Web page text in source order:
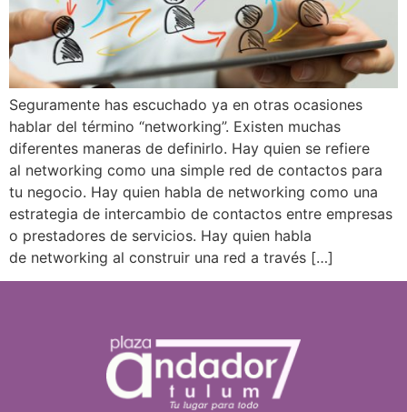
Seguramente has escuchado ya en otras ocasiones
hablar del término “networking”. Existen muchas
diferentes maneras de definirlo. Hay quien se refiere
al networking como una simple red de contactos para
tu negocio. Hay quien habla de networking como una
estrategia de intercambio de contactos entre empresas
o prestadores de servicios. Hay quien habla
de networking al construir una red a través […]